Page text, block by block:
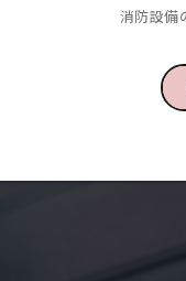
消防設備